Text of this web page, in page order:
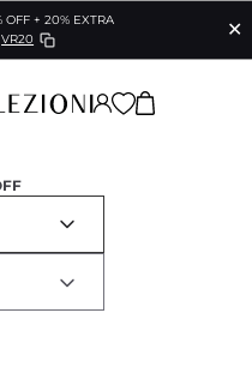
OFF + 20% EXTRA
VR20 ✕